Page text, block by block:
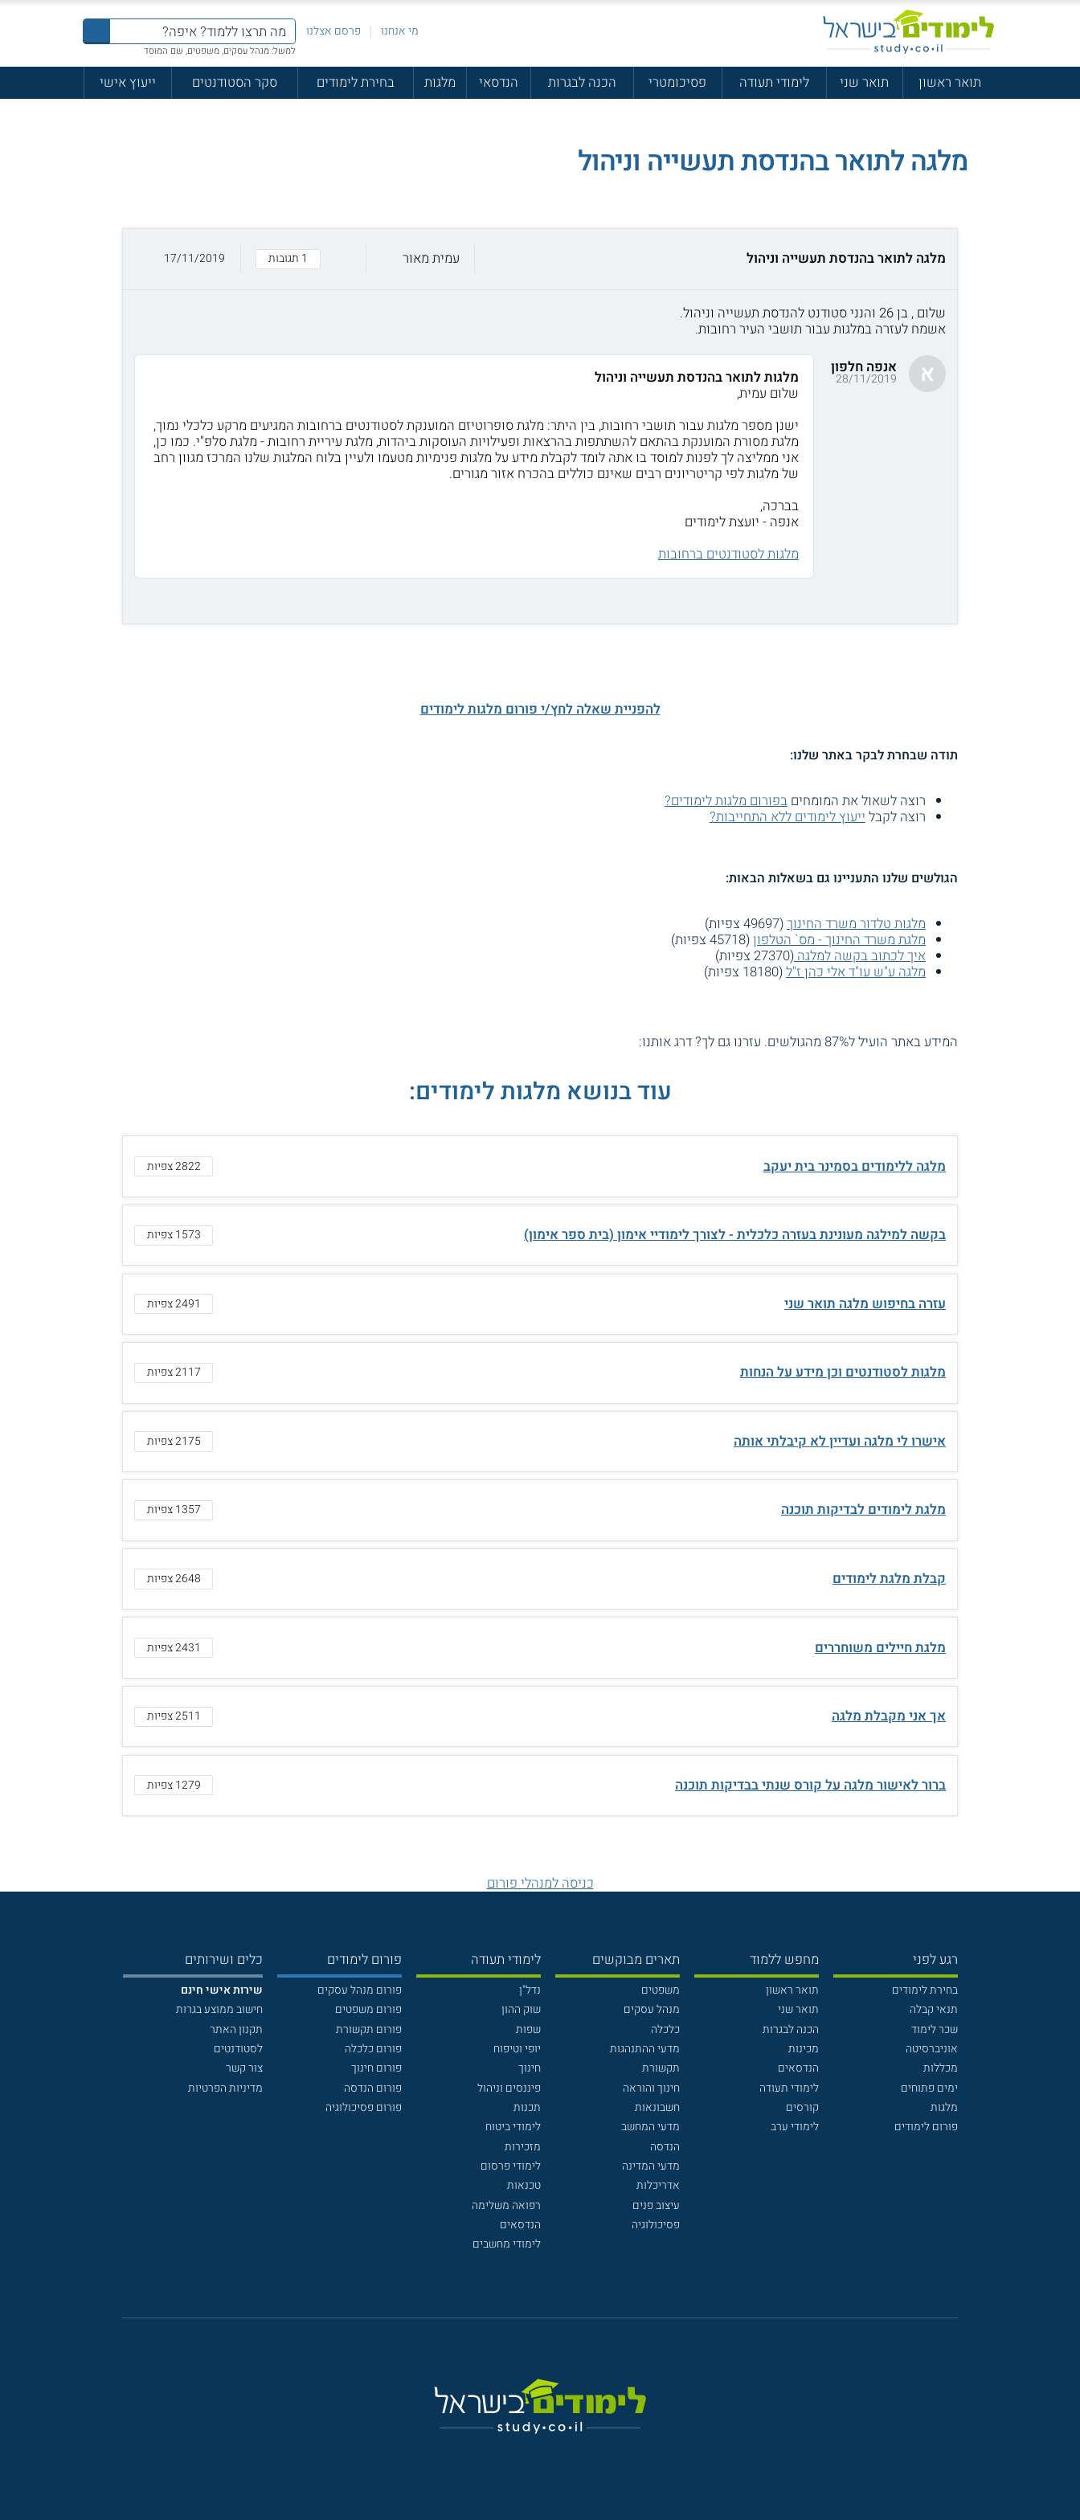
מי אנחנו פרסם אצלנו
למשל: מנהל עסקים, משפטים, שם המוסד
תואר ראשון תואר שני לימודי תעודה פסיכומטרי הכנה לבגרות הנדסאי מלגות בחירת לימודים סקר הסטודנטים ייעוץ אישי
מלגה לתואר בהנדסת תעשייה וניהול
מלגה לתואר בהנדסת תעשייה וניהול עמית מאור 1 תגובות 17/11/2019
שלום , בן 26 והנני סטודנט להנדסת תעשייה וניהול.
אשמח לעזרה במלגות עבור תושבי העיר רחובות.
א אנפה חלפון
28/11/2019
מלגות לתואר בהנדסת תעשייה וניהול
שלום עמית,
ישנן מספר מלגות עבור תושבי רחובות, בין היתר: מלגת סופרוטיזם המוענקת לסטודנטים ברחובות המגיעים מרקע כלכלי נמוך,
מלגת מסורת המוענקת בהתאם להשתתפות בהרצאות ופעילויות העוסקות ביהדות, מלגת עיריית רחובות - מלגת סלפ"י. כמו כן,
אני ממליצה לך לפנות למוסד בו אתה לומד לקבלת מידע על מלגות פנימיות מטעמו ולעיין בלוח המלגות שלנו המרכז מגוון רחב
של מלגות לפי קריטריונים רבים שאינם כוללים בהכרח אזור מגורים.
בברכה,
אנפה - יועצת לימודים
מלגות לסטודנטים ברחובות
להפניית שאלה לחץ/י פורום מלגות לימודים
תודה שבחרת לבקר באתר שלנו:
רוצה לשאול את המומחיםבפורום מלגות לימודים?
רוצה לקבל ייעוץ לימודים ללא התחייבות?
הגולשים שלנו התעניינו גם בשאלות הבאות:
מלגות טלדור משרד החינוך(49697 צפיות)
מלגת משרד החינוך - מס` הטלפון(45718 צפיות)
איך לכתוב בקשה למלגה(27370 צפיות)
מלגה ע"ש עו"ד אלי כהן ז"ל(18180 צפיות)
המידע באתר הועיל ל87% מהגולשים. עזרנו גם לך? דרג אותנו:
עוד בנושא מלגות לימודים:
מלגה ללימודים בסמינר בית יעקב 2822 צפיות
בקשה למילגה מעונינת בעזרה כלכלית - לצורך לימודיי אימון (בית ספר אימון) 1573 צפיות
עזרה בחיפוש מלגה תואר שני 2491 צפיות
מלגות לסטודנטים וכן מידע על הנחות 2117 צפיות
אישרו לי מלגה ועדיין לא קיבלתי אותה 2175 צפיות
מלגת לימודים לבדיקות תוכנה 1357 צפיות
קבלת מלגת לימודים 2648 צפיות
מלגת חיילים משוחררים 2431 צפיות
אך אני מקבלת מלגה 2511 צפיות
ברור לאישור מלגה על קורס שנתי בבדיקות תוכנה 1279 צפיות
כניסה למנהלי פורום
רגע לפני
בחירת לימודים
תנאי קבלה
שכר לימוד
אוניברסיטה
מכללות
ימים פתוחים
מלגות
פורום לימודים
מחפש ללמוד
תואר ראשון
תואר שני
הכנה לבגרות
מכינות
הנדסאים
לימודי תעודה
קורסים
לימודי ערב
תארים מבוקשים
משפטים
מנהל עסקים
כלכלה
מדעי ההתנהגות
תקשורת
חינוך והוראה
חשבונאות
מדעי המחשב
הנדסה
מדעי המדינה
אדריכלות
עיצוב פנים
פסיכולוגיה
לימודי תעודה
נדל"ן
שוק ההון
שפות
יופי וטיפוח
חינוך
פיננסים וניהול
תכנות
לימודי ביטוח
מזכירות
לימודי פרסום
טכנאות
רפואה משלימה
הנדסאים
לימודי מחשבים
פורום לימודים
פורום מנהל עסקים
פורום משפטים
פורום תקשורת
פורום כלכלה
פורום חינוך
פורום הנדסה
פורום פסיכולוגיה
כלים ושירותים
שירות אישי חינם
חישוב ממוצע בגרות
תקנון האתר
לסטודנטים
צור קשר
מדיניות הפרטיות